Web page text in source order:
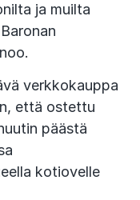
ja muilta
verkkokauppa
että ostettu
päästä
kotiovelle